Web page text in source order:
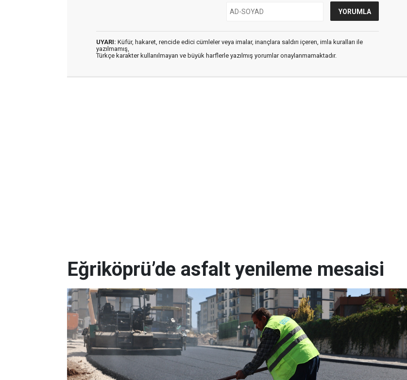
UYARI: Küfür, hakaret, rencide edici cümleler veya imalar, inançlara saldırı içeren, imla kuralları ile
yazılmamış,
Türkçe karakter kullanılmayan ve büyük harflerle yazılmış yorumlar onaylanmamaktadır.
Eğriköprü’de asfalt yenileme mesaisi